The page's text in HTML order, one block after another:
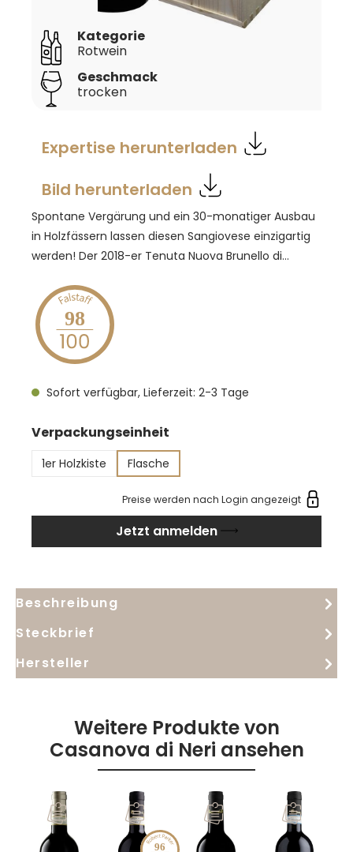
Geschmack
trocken
Kategorie
Rotwein
Expertise herunterladen
Bild herunterladen
Spontane Vergärung und ein 30-monatiger Ausbau
in Holzfässern lassen diesen Sangiovese einzigartig
werden! Der 2018-er Tenuta Nuova Brunello di
der Nase zeigen sich Aromen von reifen roten
Früchten, sowie leicht balsamische Anklänge. Am
Gaumen überaus komplex strukturiert, mit Kraft,
Eleganz und einem Hauch von Salzigkeit, was sich
Dieser Wein passt besonders gut zu saftigen
Wildschwein und Steaks.
98
Sofort verfügbar, Lieferzeit: 2-3 Tage
Verpackungseinheit
1er Holzkiste Flasche
Preise werden nach Login angezeigt
Jetzt anmelden
Beschreibung
Steckbrief
Hersteller
Weitere Produkte von
Casanova di Neri ansehen
96